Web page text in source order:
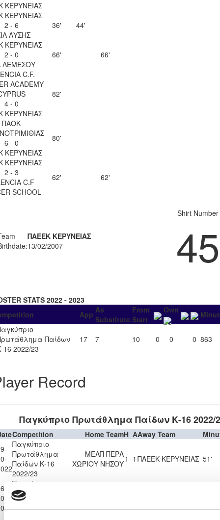
ΚΕΡΥΝΕΙΑΣ
ΚΕΡΥΝΕΙΑΣ
2 - 6
ΛΥΣΗΣ
36'
44'
ΚΕΡΥΝΕΙΑΣ
2 - 0
ΛΕΜΕΣΟΥ
66'
66'
C.F.
ACADEMY
4 - 0
ΚΕΡΥΝΕΙΑΣ
82'
ΠΑΟΚ
6 - 0
ΚΕΡΥΝΕΙΑΣ
80'
ΚΕΡΥΝΕΙΑΣ
2 - 3
C.F
SCHOOL
62' 62'
ΠΑΕΕΚ ΚΕΡΥΝΕΙΑΣ
13/02/2007
Shirt Number
45
STATS 2022 - 2023
App As
Substitute
From
Start
Own
Παίδων
16 2022/23
17 7 10 0 0 0 863
Record
Παγκύπριο Πρωτάθλημα Παίδων Κ-16 2022/
Competition Home TeamH AAway Team
Παγκύπριο
Πρωτάθλημα
Παίδων Κ-16
2022/23
ΜΕΑΠ ΠΕΡΑ
ΧΩΡΙΟΥ ΝΗΣΟΥ1 1 ΠΑΕΕΚ ΚΕΡΥΝΕΙΑΣ 51'
Παγκύπριο
Πρωτάθλημα
Παίδων Κ-16
2022/23